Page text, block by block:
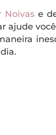
Noivas e
ajude